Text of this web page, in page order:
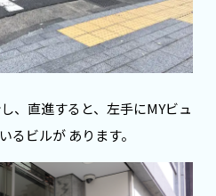
、直進すると、左手にMYビュ
るビルが あります。